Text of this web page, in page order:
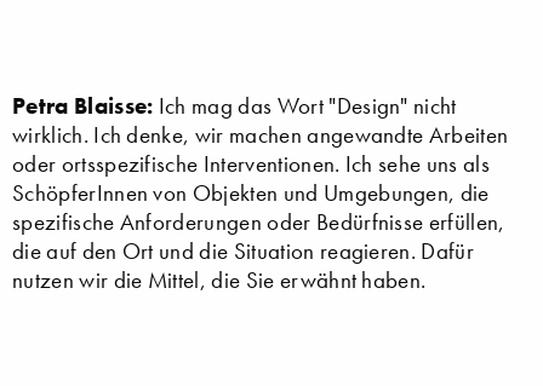
Petra Blaisse: Ich mag das Wort "Design" nicht
wirklich. Ich denke, wir machen angewandte Arbeiten
oder ortsspezifische Interventionen. Ich sehe uns als
SchöpferInnen von Objekten und Umgebungen, die
spezifische Anforderungen oder Bedürfnisse erfüllen,
die auf den Ort und die Situation reagieren. Dafür
nutzen wir die Mittel, die Sie erwähnt haben.